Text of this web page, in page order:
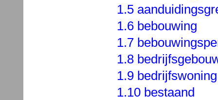
1.5
1.6 bebouwing
1.7
1.8
1.9 bedrijfswoning
1.10 bestaand